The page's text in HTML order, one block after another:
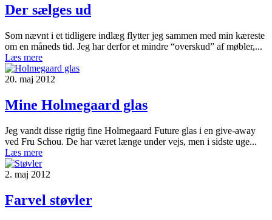
Der sælges ud
Som nævnt i et tidligere indlæg flytter jeg sammen med min kæreste
om en måneds tid. Jeg har derfor et mindre “overskud” af møbler,...
Læs mere
20. maj 2012
Mine Holmegaard glas
Jeg vandt disse rigtig fine Holmegaard Future glas i en give-away
ved Fru Schou. De har været længe under vejs, men i sidste uge...
Læs mere
2. maj 2012
Farvel støvler